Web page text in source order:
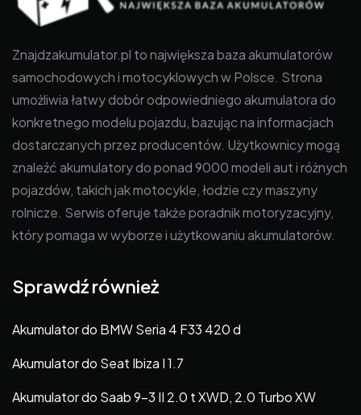
Znajdzakumulator.pl to największa baza akumulatorów
samochodowych i motocyklowych w Polsce. Strona
umożliwia łatwy dobór odpowiedniego akumulatora do
konkretnego modelu pojazdu, bazując na informacjach
dostarczanych przez producentów. Użytkownicy mogą
znaleźć akumulatory do ponad 9000 modeli aut i różnych
pojazdów, takich jak motocykle, łodzie czy maszyny
rolnicze. Serwis oferuje także poradnik motoryzacyjny,
który pomaga w wyborze i użytkowaniu akumulatorów.
Sprawdź również
Akumulator do BMW Seria 4 F33 420 d
Akumulator do Seat Ibiza I 1.7
Akumulator do Saab 9-3 II 2.0 t XWD, 2.0 Turbo XW